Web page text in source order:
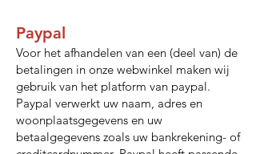
Paypal
Voor het afhandelen van een (deel van) de
betalingen in onze webwinkel maken wij
gebruik van het platform van paypal.
Paypal verwerkt uw naam, adres en
woonplaatsgegevens en uw
betaalgegevens zoals uw bankrekening- of